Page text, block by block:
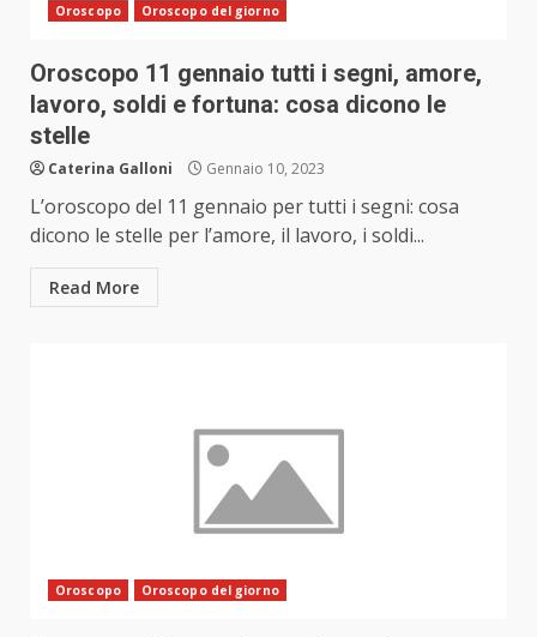
Oroscopo Oroscopo del giorno
Oroscopo 11 gennaio tutti i segni, amore,
lavoro, soldi e fortuna: cosa dicono le
stelle
Caterina Galloni Gennaio 10, 2023
L’oroscopo del 11 gennaio per tutti i segni: cosa
dicono le stelle per l’amore, il lavoro, i soldi...
Read More
Oroscopo Oroscopo del giorno